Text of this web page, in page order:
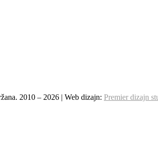
2010 – 2026 | Web dizajn: Premier dizajn